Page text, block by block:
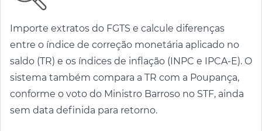
Importe extratos do FGTS e calcule diferenças
entre o índice de correção monetária aplicado no
saldo (TR) e os índices de inflação (INPC e IPCA-E). O
sistema também compara a TR com a Poupança,
conforme o voto do Ministro Barroso no STF, ainda
sem data definida para retorno.